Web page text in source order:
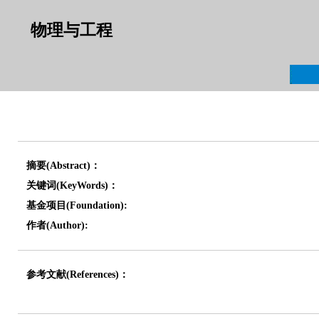
物理与工程
摘要(Abstract)：
关键词(KeyWords)：
基金项目(Foundation):
作者(Author):
参考文献(References)：